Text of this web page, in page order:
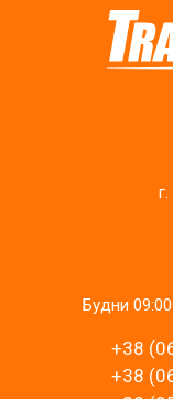
Будни
+38
+38